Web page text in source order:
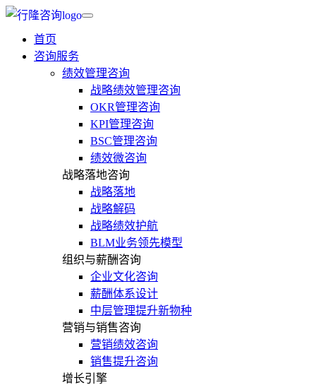
首页
咨询服务
绩效管理咨询
战略绩效管理咨询
OKR管理咨询
KPI管理咨询
BSC管理咨询
绩效微咨询
战略落地咨询
战略落地
战略解码
战略绩效护航
BLM业务领先模型
组织与薪酬咨询
企业文化咨询
薪酬体系设计
中层管理提升新物种
营销与销售咨询
营销绩效咨询
销售提升咨询
增长引擎